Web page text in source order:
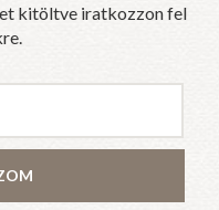
kitöltve iratkozzon fel